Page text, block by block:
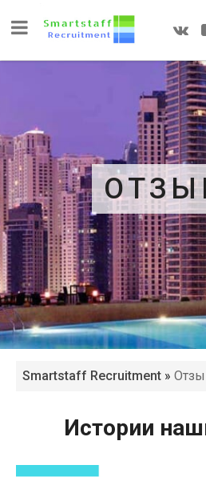
Smartstaff Recruitment »
Истории